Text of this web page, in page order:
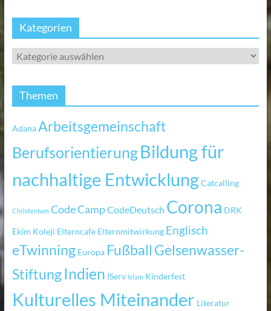
Kategorien
Themen
AdanaArbeitsgemeinschaft
BerufsorientierungBildung für
nachhaltige EntwicklungCatcalling
Christentum Code CampCodeDeutsch Corona DRK
Ekim Koleji Elterncafe Elternmitwirkung Englisch
eTwinning Europa Fußball Gelsenwasser-
StiftungIndien IServ Islam Kinderfest
Kulturelles Miteinander Literatur